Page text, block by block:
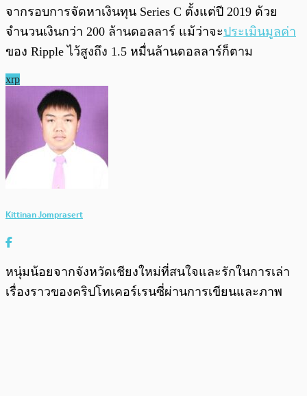
จากรอบการจัดหาเงินทุน Series C ตั้งแต่ปี 2019 ด้วย
จำนวนเงินกว่า 200 ล้านดอลลาร์ แม้ว่าจะประเมินมูลค่า
ของ Ripple ไว้สูงถึง 1.5 หมื่นล้านดอลลาร์ก็ตาม
xrp
Kittinan Jomprasert
หนุ่มน้อยจากจังหวัดเชียงใหม่ที่สนใจและรักในการเล่า
เรื่องราวของคริปโทเคอร์เรนซี่ผ่านการเขียนและภาพ